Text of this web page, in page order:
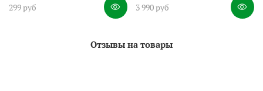
299 руб
3 990 руб
Отзывы на товары